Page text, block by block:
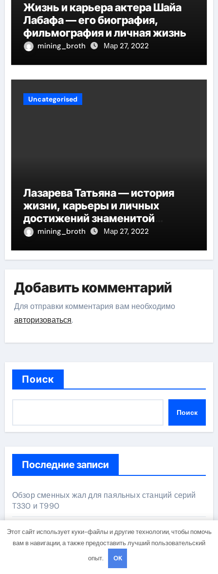
Жизнь и карьера актера Шайа
Лабафа — его биография,
фильмография и личная жизнь
mining_broth Мар 27, 2022
Uncategorised
Лазарева Татьяна — история
жизни, карьеры и личных
достижений знаменитой
актрисы, восходящей на олимп
mining_broth Мар 27, 2022
Добавить комментарий
Для отправки комментария вам необходимо
авторизоваться.
Поиск
Поиск
Последние записи
Обзор сменных жал для паяльных станций серий
T330 и T990
Прошивные базальтовые маты с сертификатом
негорючести
Освоение современных профессий в онлайн-
Этот сайт использует куки-файлы и другие технологии, чтобы помочь
вам в навигации, а также предоставить лучший пользовательский
опыт.
OK